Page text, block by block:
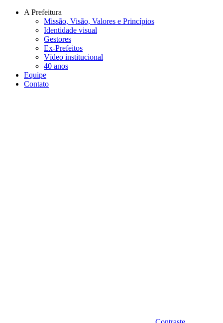
Conteúdo principal
A Prefeitura
Missão, Visão, Valores e Princípios
Identidade visual
Gestores
Ex-Prefeitos
Vídeo institucional
40 anos
Equipe
Contato